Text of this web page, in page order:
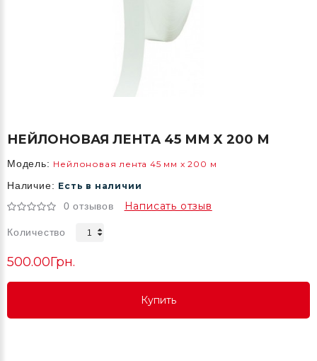
НЕЙЛОНОВАЯ ЛЕНТА 45 ММ X 200 М
Модель: Нейлоновая лента 45 мм x 200 м
Наличие: Есть в наличии
0 отзывов Написать отзыв
Количество
500.00Грн.
Купить
Купить